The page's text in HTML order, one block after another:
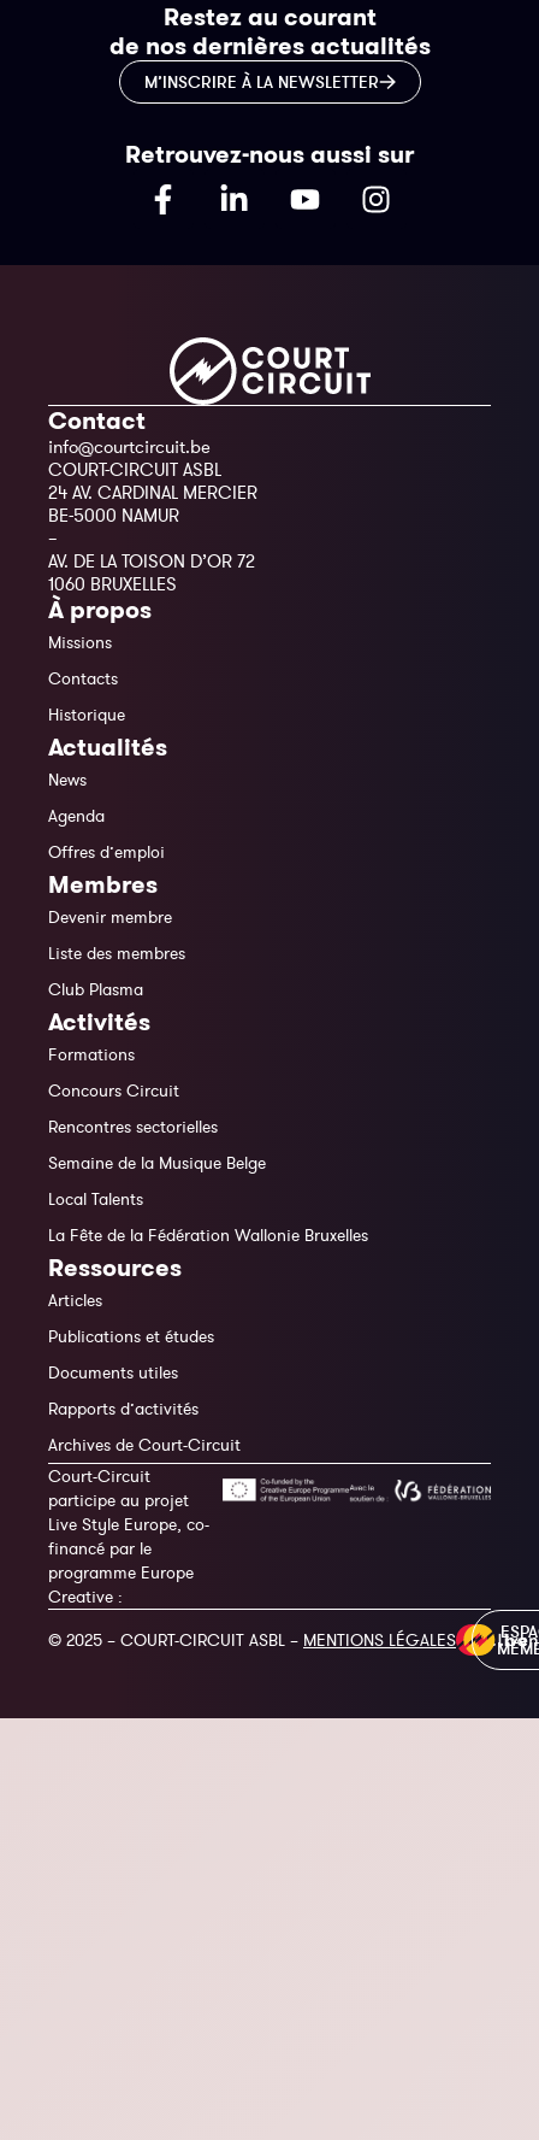
Restez au courant
de nos dernières actualités
M’INSCRIRE À LA NEWSLETTER
Retrouvez-nous aussi sur
Contact
info@courtcircuit.be
COURT-CIRCUIT ASBL
24 AV. CARDINAL MERCIER
BE-5000 NAMUR
–
AV. DE LA TOISON D’OR 72
1060 BRUXELLES
À propos
Missions
Contacts
Historique
Actualités
News
Agenda
Offres d’emploi
Membres
Devenir membre
Liste des membres
Club Plasma
Activités
Formations
Concours Circuit
Rencontres sectorielles
Semaine de la Musique Belge
Local Talents
La Fête de la Fédération Wallonie Bruxelles
Ressources
Articles
Publications et études
Documents utiles
Rapports d’activités
Archives de Court-Circuit
Court-Circuit
participe au projet
Live Style Europe, co-
financé par le
programme Europe
Creative :
© 2025 – COURT-CIRCUIT ASBL – MENTIONS LÉGALES